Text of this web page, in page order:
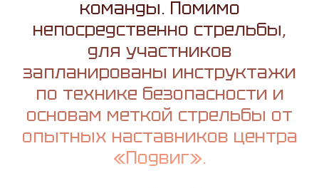
команды. Помимо
непосредственно стрельбы,
для участников
запланированы инструктажи
по технике безопасности и
основам меткой стрельбы от
опытных наставников центра
«Подвиг».